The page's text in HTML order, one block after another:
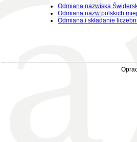
Odmiana nazwiska
Odmiana nazw polskich
Odmiana i składanie